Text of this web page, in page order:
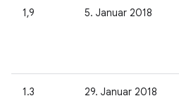
1,9 5. Januar 2018
1.3 29. Januar 2018